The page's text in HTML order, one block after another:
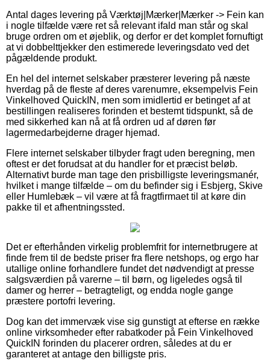
Antal dages levering på Værktøj|Mærker|Mærker -> Fein kan
i nogle tilfælde være ret så relevant ifald man står og skal
bruge ordren om et øjeblik, og derfor er det komplet fornuftigt
at vi dobbelttjekker den estimerede leveringsdato ved det
pågældende produkt.
En hel del internet selskaber præsterer levering på næste
hverdag på de fleste af deres varenumre, eksempelvis Fein
Vinkelhoved QuickIN, men som imidlertid er betinget af at
bestillingen realiseres forinden et bestemt tidspunkt, så de
med sikkerhed kan nå at få ordren ud af døren før
lagermedarbejderne drager hjemad.
Flere internet selskaber tilbyder fragt uden beregning, men
oftest er det forudsat at du handler for et præcist beløb.
Alternativt burde man tage den prisbilligste leveringsmanér,
hvilket i mange tilfælde – om du befinder sig i Esbjerg, Skive
eller Humlebæk – vil være at få fragtfirmaet til at køre din
pakke til et afhentningssted.
Det er efterhånden virkelig problemfrit for internetbrugere at
finde frem til de bedste priser fra flere netshops, og ergo har
utallige online forhandlere fundet det nødvendigt at presse
salgsværdien på varerne – til børn, og ligeledes også til
damer og herrer – betragteligt, og endda nogle gange
præstere portofri levering.
Dog kan det immervæk vise sig gunstigt at efterse en række
online virksomheder efter rabatkoder på Fein Vinkelhoved
QuickIN forinden du placerer ordren, således at du er
garanteret at antage den billigste pris.